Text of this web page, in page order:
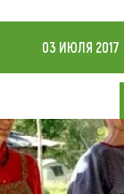
(сувениры)
03 ИЮЛЯ 2017